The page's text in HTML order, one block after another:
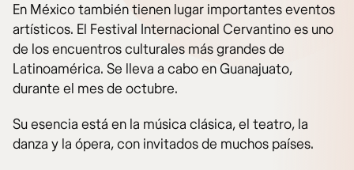
En México también tienen lugar importantes eventos
artísticos. El Festival Internacional Cervantino es uno
de los encuentros culturales más grandes de
Latinoamérica. Se lleva a cabo en Guanajuato,
durante el mes de octubre.
Su esencia está en la música clásica, el teatro, la
danza y la ópera, con invitados de muchos países.